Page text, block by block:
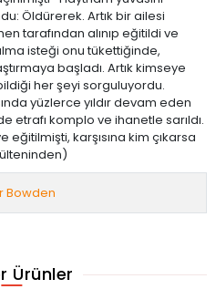
Öldürerek. Artık bir ailesi
tarafından alınıp eğitildi ve
isteği onu tükettiğinde,
başladı. Artık kimseye
her şeyi sorguluyordu.
yüzlerce yıldır devam eden
etrafı komplo ve ihanetle sarıldı.
karşısına kim çıkarsa
Bowden
Ürünler